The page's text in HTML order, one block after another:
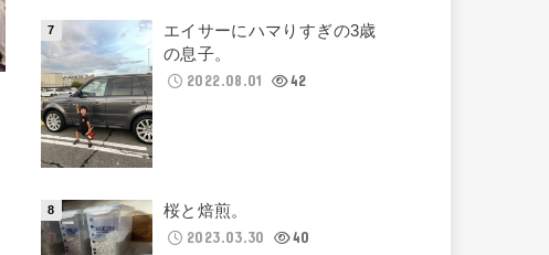
エイサーにハマりすぎの3歳
の息子。
2022.08.01
42
桜と焙煎。
2023.03.30
40